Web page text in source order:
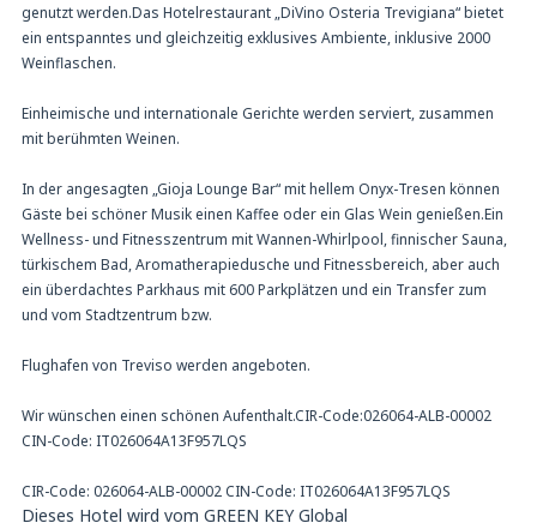
genutzt werden.Das Hotelrestaurant „DiVino Osteria Trevigiana“ bietet
ein entspanntes und gleichzeitig exklusives Ambiente, inklusive 2000
Weinflaschen.
Einheimische und internationale Gerichte werden serviert, zusammen
mit berühmten Weinen.
In der angesagten „Gioja Lounge Bar“ mit hellem Onyx-Tresen können
Gäste bei schöner Musik einen Kaffee oder ein Glas Wein genießen.Ein
Wellness- und Fitnesszentrum mit Wannen-Whirlpool, finnischer Sauna,
türkischem Bad, Aromatherapiedusche und Fitnessbereich, aber auch
ein überdachtes Parkhaus mit 600 Parkplätzen und ein Transfer zum
und vom Stadtzentrum bzw.
Flughafen von Treviso werden angeboten.
Wir wünschen einen schönen Aufenthalt.CIR-Code:026064-ALB-00002
CIN-Code: IT026064A13F957LQS
CIR-Code: 026064-ALB-00002 CIN-Code: IT026064A13F957LQS
Dieses Hotel wird vom GREEN KEY Global